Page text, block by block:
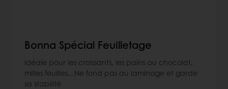
Bonna Spécial Feuilletage
Idéale pour les croissants, les pains au chocolat,
milles feuilles…Ne fond pas au laminage et garde
sa stabilité